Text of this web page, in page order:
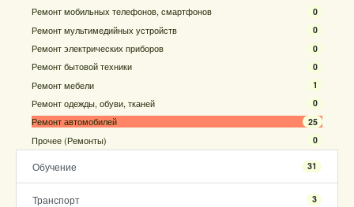
Ремонт мобильных телефонов, смартфонов 0
Ремонт мультимедийных устройств 0
Ремонт электрических приборов 0
Ремонт бытовой техники 0
Ремонт мебели 1
Ремонт одежды, обуви, тканей 0
Ремонт автомобилей 25
Прочее (Ремонты) 0
Обучение 31
Транспорт 3